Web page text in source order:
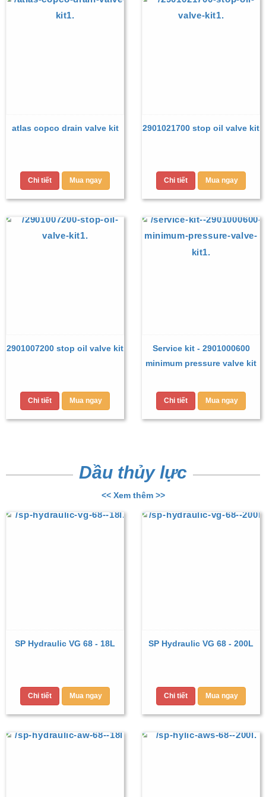
atlas copco drain valve kit
Chi tiết Mua ngay
2901021700 stop oil valve kit
Chi tiết Mua ngay
2901007200 stop oil valve kit
Chi tiết Mua ngay
Service kit - 2901000600
minimum pressure valve kit
Chi tiết Mua ngay
Dầu thủy lực
<< Xem thêm >>
SP Hydraulic VG 68 - 18L
Chi tiết Mua ngay
SP Hydraulic VG 68 - 200L
Chi tiết Mua ngay